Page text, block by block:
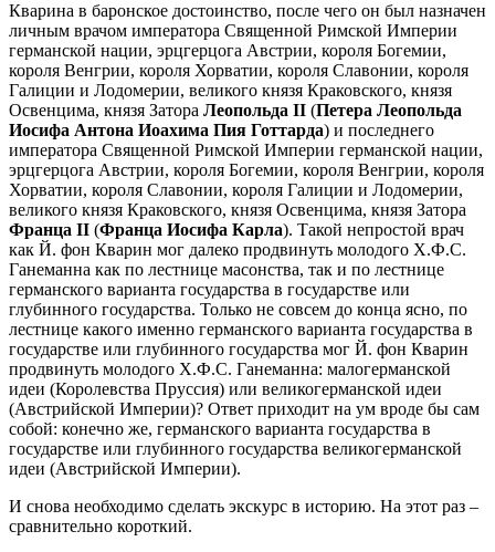
Кварина в баронское достоинство, после чего он был назначен
личным врачом императора Священной Римской Империи
германской нации, эрцгерцога Австрии, короля Богемии,
короля Венгрии, короля Хорватии, короля Славонии, короля
Галиции и Лодомерии, великого князя Краковского, князя
Освенцима, князя Затора Леопольда II (Петера Леопольда
Иосифа Антона Иоахима Пия Готтарда) и последнего
императора Священной Римской Империи германской нации,
эрцгерцога Австрии, короля Богемии, короля Венгрии, короля
Хорватии, короля Славонии, короля Галиции и Лодомерии,
великого князя Краковского, князя Освенцима, князя Затора
Франца II (Франца Иосифа Карла). Такой непростой врач
как Й. фон Кварин мог далеко продвинуть молодого Х.Ф.С.
Ганеманна как по лестнице масонства, так и по лестнице
германского варианта государства в государстве или
глубинного государства. Только не совсем до конца ясно, по
лестнице какого именно германского варианта государства в
государстве или глубинного государства мог Й. фон Кварин
продвинуть молодого Х.Ф.С. Ганеманна: малогерманской
идеи (Королевства Пруссия) или великогерманской идеи
(Австрийской Империи)? Ответ приходит на ум вроде бы сам
собой: конечно же, германского варианта государства в
государстве или глубинного государства великогерманской
идеи (Австрийской Империи).
И снова необходимо сделать экскурс в историю. На этот раз –
сравнительно короткий.